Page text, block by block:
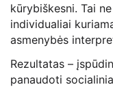
kūrybiškesni. Tai
individualiai
asmenybės
Rezultatas –
panaudoti